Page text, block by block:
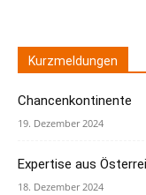
Kurzmeldungen
Chancenkontinente
19. Dezember 2024
Expertise aus
18. Dezember 2024